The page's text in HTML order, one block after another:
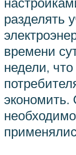
разделять
времени
недели,
экономить.